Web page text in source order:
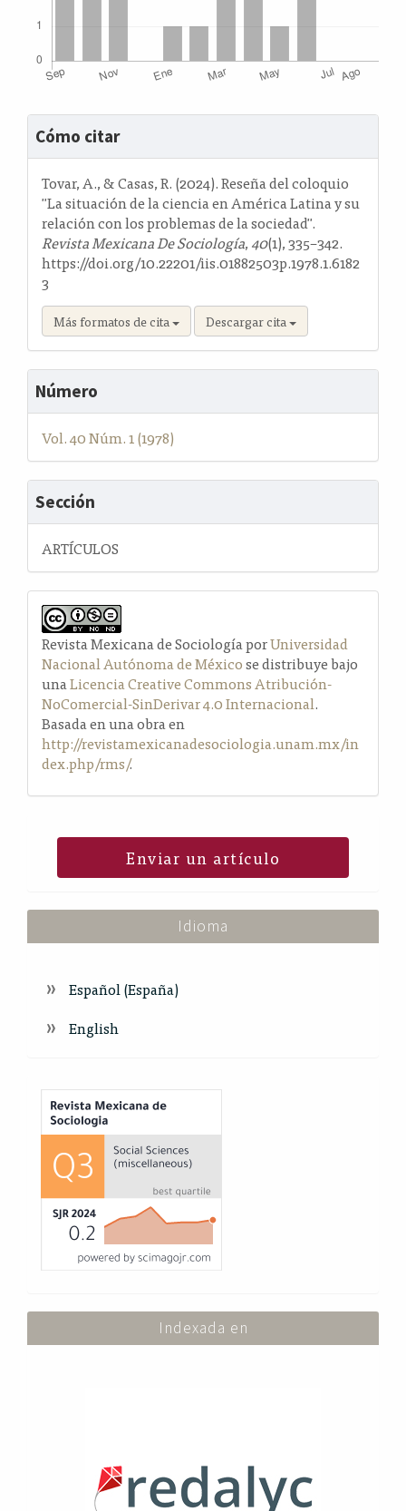
Detalles
del
artículo
Cómo citar
Tovar, A., & Casas, R. (2024). Reseña del coloquio
"La situación de la ciencia en América Latina y su
relación con los problemas de la sociedad".
Revista Mexicana De Sociología,40(1), 335–342.
https://doi.org/10.22201/iis.01882503p.1978.1.6182
3
Más formatos de cita Descargar cita
Número
Vol. 40 Núm. 1 (1978)
Sección
ARTÍCULOS
Revista Mexicana de Sociología porUniversidad
Nacional Autónoma de Méxicose distribuye bajo
unaLicencia Creative Commons Atribución-
NoComercial-SinDerivar 4.0 Internacional.
Basada en una obra en
http://revistamexicanadesociologia.unam.mx/in
dex.php/rms/.
Enviar un artículo
Idioma
Español (España)
English
Index
Indexada en